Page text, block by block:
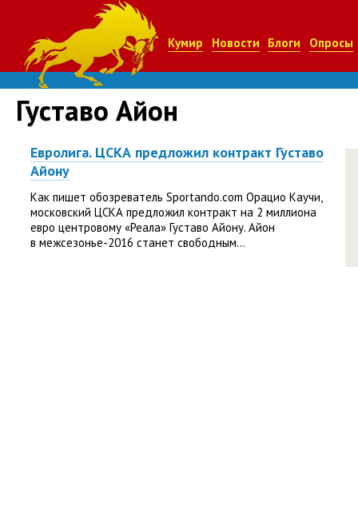
Кумир Новости Блоги Опросы
Густаво Айон
Евролига. ЦСКА предложил контракт Густаво
Айону
Как пишет обозреватель Sportando.com Орацио Каучи,
московский ЦСКА предложил контракт на 2 миллиона
евро центровому «Реала» Густаво Айону. Айон
в межсезонье-2016 станет свободным...